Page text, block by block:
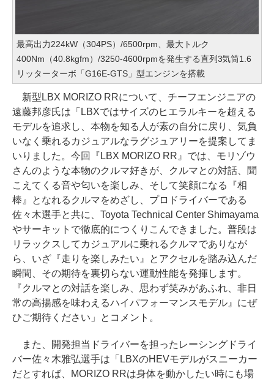
最高出力224kW（304PS）/6500rpm、最大トルク
400Nm（40.8kgfm）/3250-4600rpmを発生する直列3気筒1.6
リッターターボ「G16E-GTS」型エンジンを搭載
新型LBX MORIZO RRについて、チーフエンジニアの
遠藤邦彦氏は「LBXではサイズのヒエラルキーを超える
モデルを追求し、本物を知る人が素の自分に戻り、気負
いなく乗れるカジュアルなラグジュアリーを提案してま
いりました。今回『LBX MORIZO RR』では、モリゾウ
さんのような本物のクルマ好きが、クルマとの対話、聞
こえてくる音や匂いを楽しみ、そして笑顔になる『相
棒』となれるクルマをめざし、プロドライバーである
佐々木選手と共に、Toyota Technical Center Shimayama
やサーキットで徹底的につくりこんできました。普段は
リラックスしてカジュアルに乗れるクルマでありなが
ら、いざ『走りを楽しみたい』とアクセルを踏み込んだ
瞬間、その期待を裏切らない運動性能を発揮します。
『クルマとの対話を楽しみ、思わず笑みがあふれ、非日
常の高揚感を味わえるハイパフォーマンスモデル』にぜ
ひご期待ください」とコメント。
また、開発担当ドライバーを担ったレーシングドライ
バー佐々木雅弘選手は「LBXのHEVモデルがスニーカー
だとすれば、MORIZO RRは身体を動かしたい時にも場